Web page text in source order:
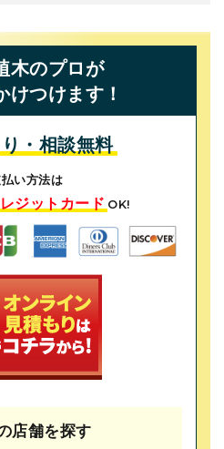
木のプロが
けつけます！
・相談無料
い方法は
ジットカード OK!
店舗を探す